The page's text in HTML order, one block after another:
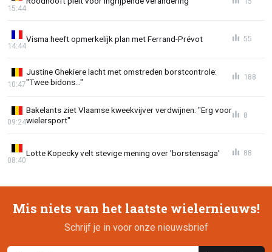
15:44
Visma heeft opmerkelijk plan met Ferrand-Prévot
14:44
55
Justine Ghekiere lacht met omstreden borstcontrole:
"Twee bidons..."
10:47
188
Bakelants ziet Vlaamse kweekvijver verdwijnen: "Erg voor
wielersport"
09:24
8
Lotte Kopecky velt stevige mening over 'borstensaga'
08:40
88
Mis niets van het laatste wielernieuws!
Schrijf je in voor onze nieuwsbrief